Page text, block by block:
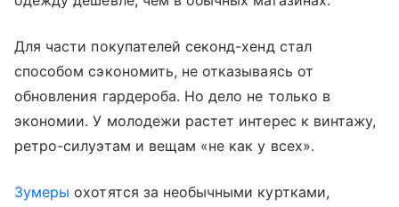
Для части покупателей секонд-хенд стал
способом сэкономить, не отказываясь от
обновления гардероба. Но дело не только в
экономии. У молодежи растет интерес к винтажу,
ретро-силуэтам и вещам «не как у всех».
Зумеры охотятся за необычными куртками,